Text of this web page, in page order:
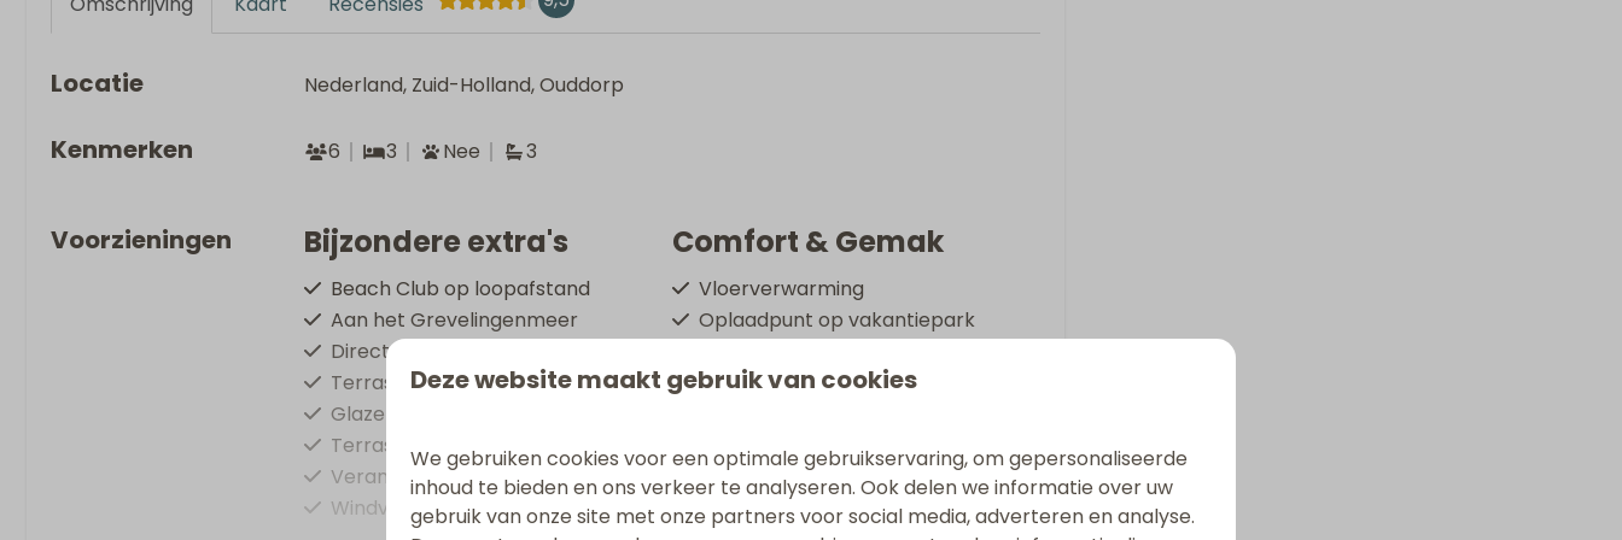
Locatie Nederland, Zuid-Holland, Ouddorp
Kenmerken 6 3 Nee 3
Voorzieningen Bijzondere extra's
Beach Club op loopafstand
Aan het Grevelingenmeer
Directe ligging aan het strand
Terrasverwarming
Glazen serre
Terrasmeubilair
Veranda
Windvrij terras
Comfort & Gemak
Vloerverwarming
Oplaadpunt op vakantiepark
Rookvrij
Droger
Toon meer ↓
Deze website maakt gebruik van cookies
We gebruiken cookies voor een optimale gebruikservaring, om gepersonaliseerde
inhoud te bieden en ons verkeer te analyseren. Ook delen we informatie over uw
gebruik van onze site met onze partners voor social media, adverteren en analyse.